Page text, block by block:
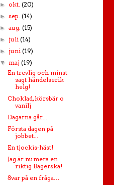
► okt.(20)
►sep.(14)
►aug.(15)
► juli(14)
► juni(19)
▼ maj(19)
En trevlig och minst
sagt händelserik
helg!
Choklad, körsbär o
vanilj
Dagarna går...
Första dagen på
jobbet...
En tjockis-häst!
Jag är numera en
riktig Bagerska!
Svar på en fråga…